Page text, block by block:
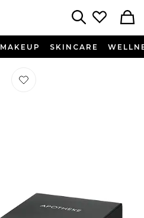
MAKEUP SKINCARE
Préféré BOUGIE SIGNATURE